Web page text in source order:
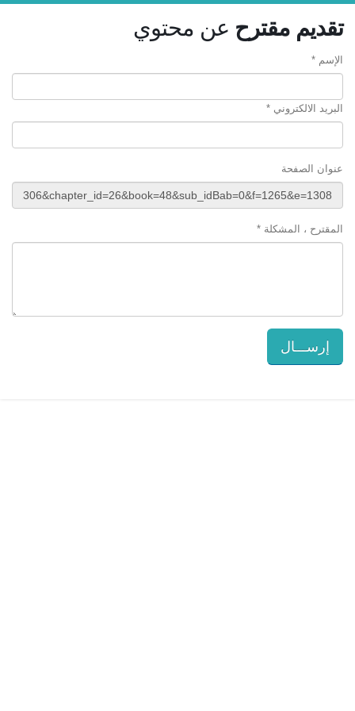
تقديم مقترح عن محتوي
الإسم *
البريد الالكتروني *
عنوان الصفحة
المقترح ، المشكلة *